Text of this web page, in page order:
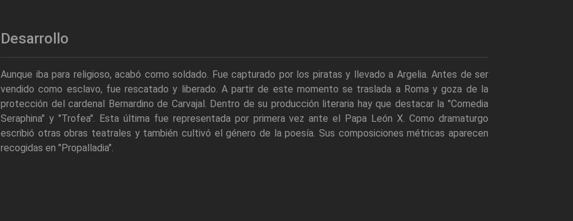
Desarrollo
Aunque iba para religioso, acabó como soldado. Fue capturado por los piratas y llevado a Argelia. Antes de ser
vendido como esclavo, fue rescatado y liberado. A partir de este momento se traslada a Roma y goza de la
protección del cardenal Bernardino de Carvajal. Dentro de su producción literaria hay que destacar la "Comedia
Seraphina" y "Trofea". Esta última fue representada por primera vez ante el Papa León X. Como dramaturgo
escribió otras obras teatrales y también cultivó el género de la poesía. Sus composiciones métricas aparecen
recogidas en "Propalladia".